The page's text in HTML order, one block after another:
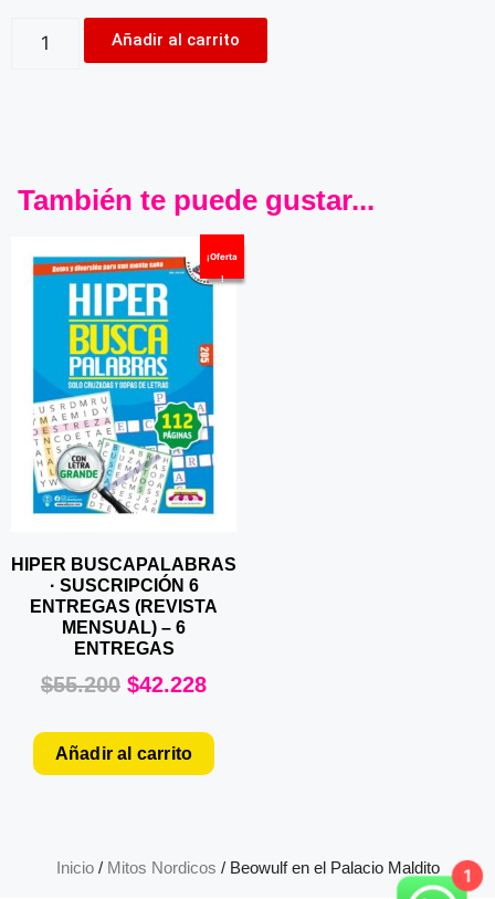
Añadir al carrito
También te puede gustar...
¡Oferta
!
HIPER BUSCAPALABRAS
· SUSCRIPCIÓN 6
ENTREGAS (REVISTA
MENSUAL) – 6
ENTREGAS
$55.200 $42.228
Añadir al carrito
Inicio/ Mitos Nordicos / Beowulf en el Palacio Maldito
1